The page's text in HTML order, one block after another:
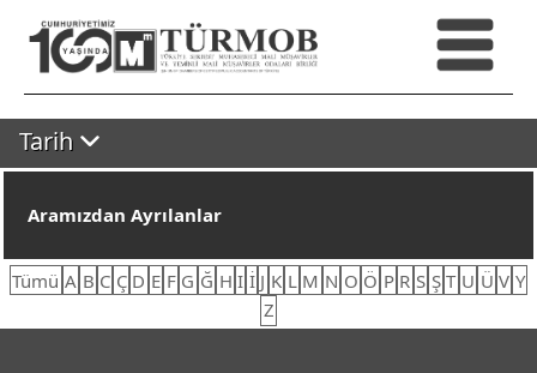
Tarih
Aramızdan Ayrılanlar
Tümü A B C Ç D E F G Ğ H I İ J K L M N O Ö P R S Ş T U Ü V Y
Z